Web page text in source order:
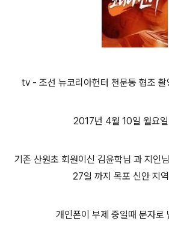
tv - 조선 뉴코리아헌터 천문동 협조
2017년 4월 10일 월요
기존 산원초 회원이신 김윤학님 과 지인
27일 까지 목포 신안 지
개인폰이 부제 중일때 문자로